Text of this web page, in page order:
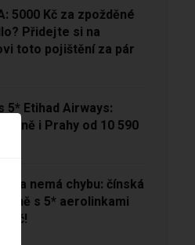
5000 Kč za zpožděné
Přidejte si na
toto pojištění za pár
5* Etihad Airways:
Vídně i Prahy od 10 590
nemá chybu: čínská
s 5* aerolinkami
Kč!